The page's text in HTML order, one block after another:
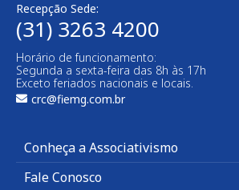
Recepção Sede:
(31) 3263 4200
Horário de funcionamento:
Segunda a sexta-feira das 8h às 17h
Exceto feriados nacionais e locais.
crc@fiemg.com.br
Conheça a Associativismo
Fale Conosco